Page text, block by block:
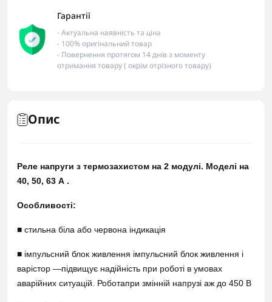
Гарантії
- Актуальна наявність та ціна
- 100% оригінальний товар
- Повернення протягом 14 днів з моменту
отримання товару ( окрім отрізного товару)
Опис
Реле напруги з термозахистом на 2 модулі. Моделі на
40, 50, 63 А .
Особливості:
■ стильна біла або червона індикація
■ імпульсний блок живлення імпульсний блок живлення і
варістор —підвищує надійність при роботі в умовах
аварійних ситуацій. Роботапри змінній напрузі аж до 450 В